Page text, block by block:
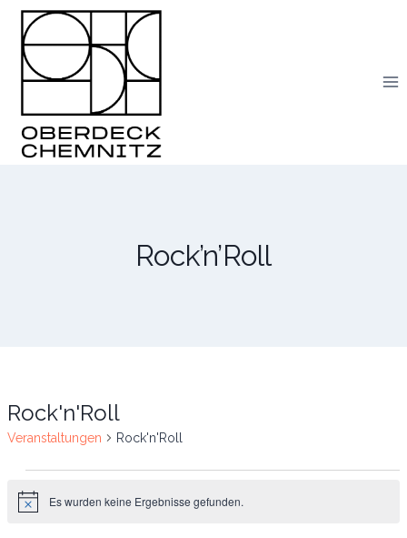
Skip
content
Rock’n’Roll
Rock'n'Roll
Veranstaltungen Rock'n'Roll
Veranstaltungen
Notice Es wurden keine Ergebnisse gefunden.